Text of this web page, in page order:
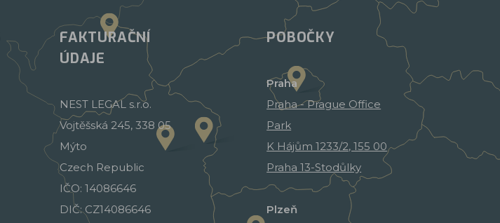
FAKTURAČNÍ
ÚDAJE
NEST LEGAL s.r.o.
Vojtěšská 245, 338 05
Mýto
Czech Republic
IČO: 14086646
DIČ: CZ14086646
POBOČKY
Praha
Praha - Prague Office
Park
K Hájům 1233/2, 155 00
Praha 13-Stodůlky
Plzeň